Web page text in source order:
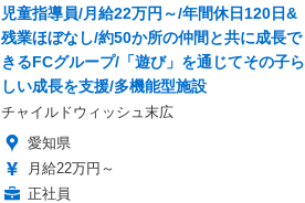
児童指導員/月給22万円～/年間休日120日&
残業ほぼなし/約50か所の仲間と共に成長で
きるFCグループ/「遊び」を通じてその子ら
しい成長を支援/多機能型施設
チャイルドウィッシュ末広
愛知県
月給22万円～
正社員